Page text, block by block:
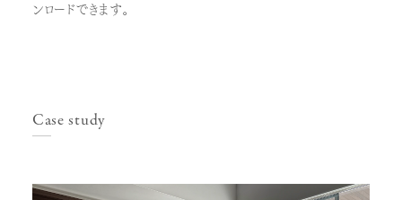
ンロードできます。
Case study